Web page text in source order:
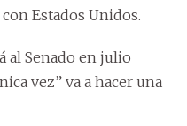
Estados Unidos.
al Senado en julio
vez” va a hacer una